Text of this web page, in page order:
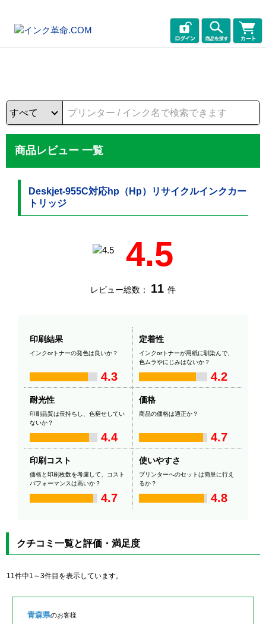
商品レビュー 一覧
Deskjet-955C対応hp（Hp）リサイクルインクカー
トリッジ
4.5
レビュー総数： 11 件
印刷結果
インクorトナーの発色は良いか？
4.3
定着性
インクorトナーが用紙に馴染んで、
色ムラやにじみはないか？
4.2
耐光性
印刷品質は長持ちし、色褪せしてい
ないか？
4.4
価格
商品の価格は適正か？
4.7
印刷コスト
価格と印刷枚数を考慮して、コスト
パフォーマンスは高いか？
4.7
使いやすさ
プリンターへのセットは簡単に行え
るか？
4.8
クチコミ一覧と評価・満足度
11件中1～3件目を表示しています。
青森県のお客様